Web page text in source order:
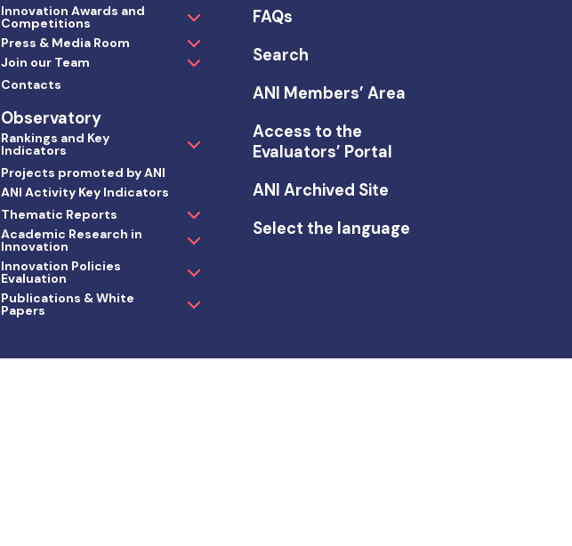
Innovation Awards and
Competitions
Press & Media Room
Join our Team
Contacts
Observatory
Rankings and Key
Indicators
Projects promoted by ANI
ANI Activity Key Indicators
Thematic Reports
Academic Research in
Innovation
Innovation Policies
Evaluation
Publications & White
Papers
FAQs
Search
ANI Members’ Area
Access to the
Evaluators’ Portal
ANI Archived Site
Select the language